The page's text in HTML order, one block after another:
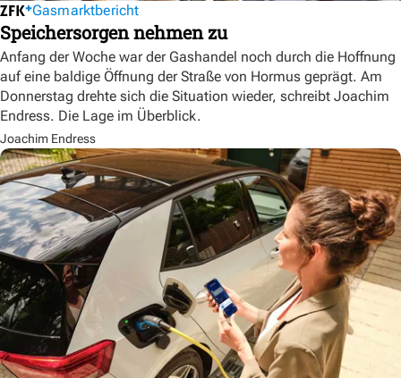
Gasmarktbericht
Speichersorgen nehmen zu
Anfang der Woche war der Gashandel noch durch die Hoffnung
auf eine baldige Öffnung der Straße von Hormus geprägt. Am
Donnerstag drehte sich die Situation wieder, schreibt Joachim
Endress. Die Lage im Überblick.
Joachim Endress